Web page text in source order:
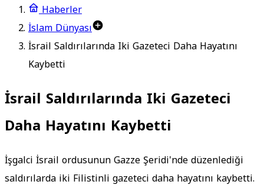
Haberler
İslam Dünyası
İsrail Saldırılarında Iki Gazeteci Daha Hayatını
Kaybetti
İsrail Saldırılarında Iki Gazeteci
Daha Hayatını Kaybetti
İşgalci İsrail ordusunun Gazze Şeridi'nde düzenlediği
saldırılarda iki Filistinli gazeteci daha hayatını kaybetti.